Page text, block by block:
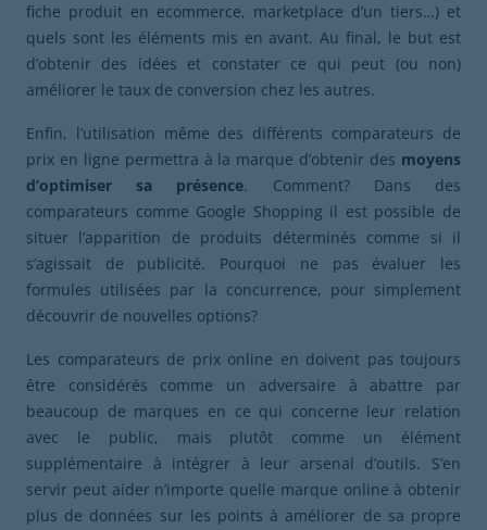
fiche produit en ecommerce, marketplace d’un tiers…) et
quels sont les éléments mis en avant. Au final, le but est
d’obtenir des idées et constater ce qui peut (ou non)
améliorer le taux de conversion chez les autres.
Enfin, l’utilisation même des différents comparateurs de
prix en ligne permettra à la marque d’obtenir des moyens
d’optimiser sa présence. Comment? Dans des
comparateurs comme Google Shopping il est possible de
situer l’apparition de produits déterminés comme si il
s’agissait de publicité. Pourquoi ne pas évaluer les
formules utilisées par la concurrence, pour simplement
découvrir de nouvelles options?
Les comparateurs de prix online en doivent pas toujours
être considérés comme un adversaire à abattre par
beaucoup de marques en ce qui concerne leur relation
avec le public, mais plutôt comme un élément
supplémentaire à intégrer à leur arsenal d’outils. S’en
servir peut aider n’importe quelle marque online à obtenir
plus de données sur les points à améliorer de sa propre